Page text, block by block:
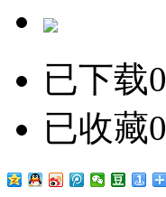
已下载
已收藏